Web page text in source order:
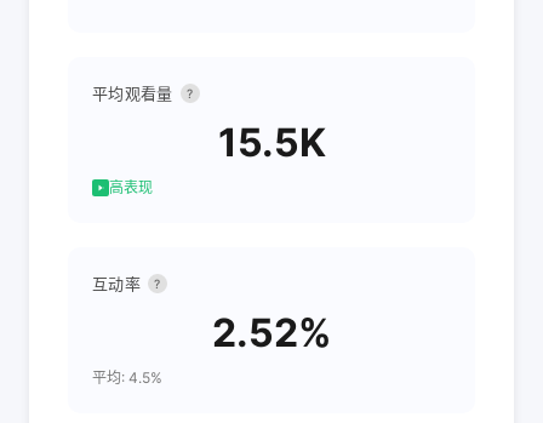
平均观看量 ?
15.5K
高表现
互动率 ?
2.52%
平均: 4.5%